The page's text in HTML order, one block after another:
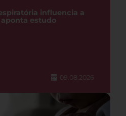
influencia a
estudo
09.08.2026